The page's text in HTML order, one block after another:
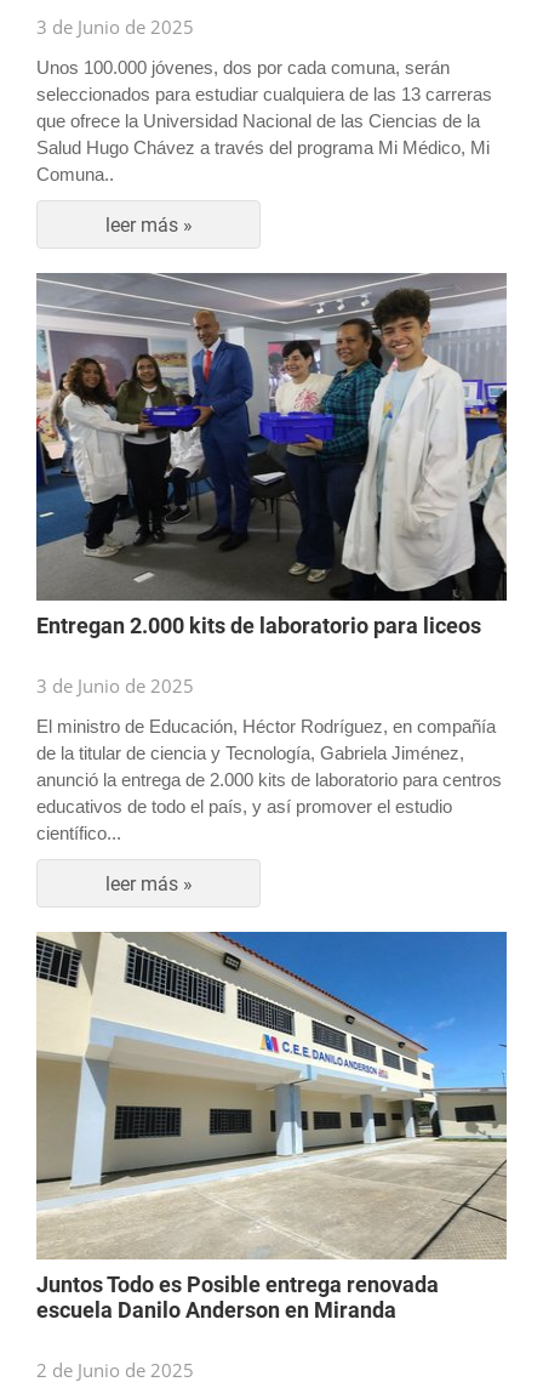
3 de Junio de 2025
Unos 100.000 jóvenes, dos por cada comuna, serán
seleccionados para estudiar cualquiera de las 13 carreras
que ofrece la Universidad Nacional de las Ciencias de la
Salud Hugo Chávez a través del programa Mi Médico, Mi
Comuna..
leer más »
Entregan 2.000 kits de laboratorio para liceos
3 de Junio de 2025
El ministro de Educación, Héctor Rodríguez, en compañía
de la titular de ciencia y Tecnología, Gabriela Jiménez,
anunció la entrega de 2.000 kits de laboratorio para centros
educativos de todo el país, y así promover el estudio
científico...
leer más »
Juntos Todo es Posible entrega renovada
escuela Danilo Anderson en Miranda
2 de Junio de 2025